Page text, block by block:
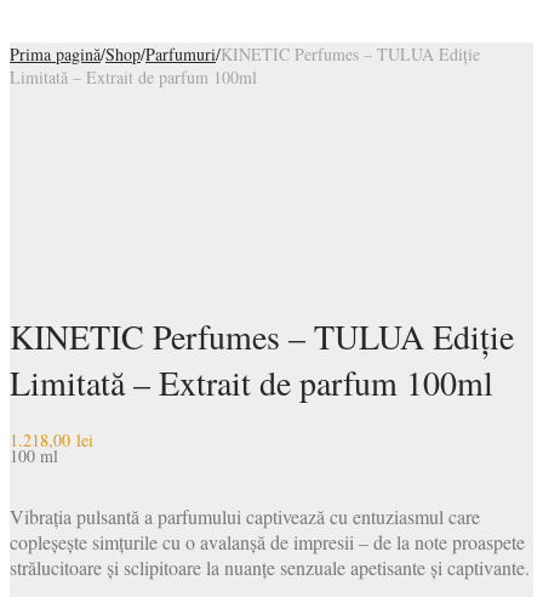
Prima pagină/Shop/Parfumuri/KINETIC Perfumes – TULUA Ediție
Limitată – Extrait de parfum 100ml
KINETIC Perfumes – TULUA Ediție
Limitată – Extrait de parfum 100ml
1.218,00 lei
100 ml
Vibrația pulsantă a parfumului captivează cu entuziasmul care
copleșește simțurile cu o avalanșă de impresii – de la note proaspete
strălucitoare și sclipitoare la nuanțe senzuale apetisante și captivante.